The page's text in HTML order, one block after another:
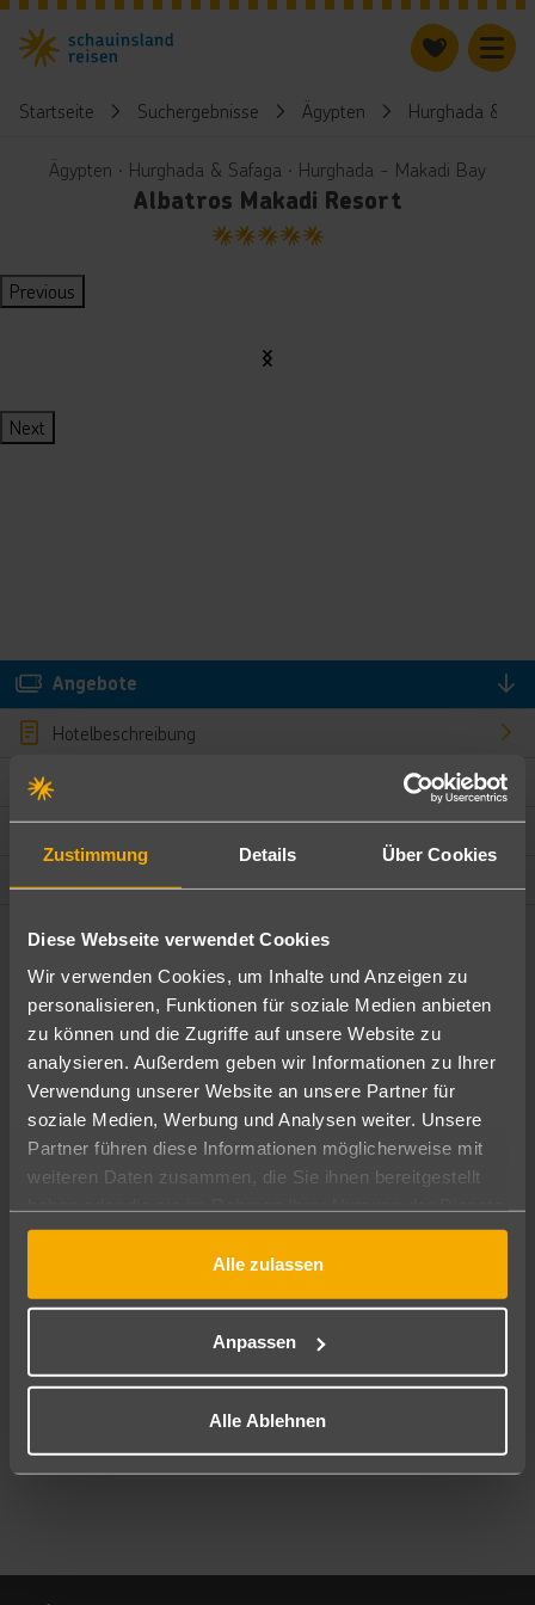
Zustimmung Details Über Cookies
Diese Webseite verwendet Cookies
Wir verwenden Cookies, um Inhalte und Anzeigen zu
personalisieren, Funktionen für soziale Medien anbieten
zu können und die Zugriffe auf unsere Website zu
analysieren. Außerdem geben wir Informationen zu Ihrer
Verwendung unserer Website an unsere Partner für
soziale Medien, Werbung und Analysen weiter. Unsere
Partner führen diese Informationen möglicherweise mit
weiteren Daten zusammen, die Sie ihnen bereitgestellt
gesammelt haben.
Alle zulassen
Anpassen
Alle Ablehnen
Startseite Suchergebnisse Ägypten Hurghada &
Ägypten ∙ Hurghada & Safaga ∙ Hurghada - Makadi Bay
Albatros Makadi Resort
5
Previous
Next
Angebote
Hotelbeschreibung
Bewertungen
Ändere die Kriterien nach deinen Wünschen
Pauschal Nur Hotel
Abflughafen
Alle Abflughäfen
10.08.26–08.08.27 7-21 Nächte
Mehr Filter anzeigen